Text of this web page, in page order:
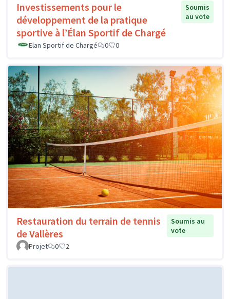
Investissements pour le
développement de la pratique
sportive à l’Élan Sportif de Chargé
Soumis
au vote
Elan Sportif de Chargé 0 0
Restauration du terrain de tennis
de Vallères
Soumis au
vote
Projet
0 2